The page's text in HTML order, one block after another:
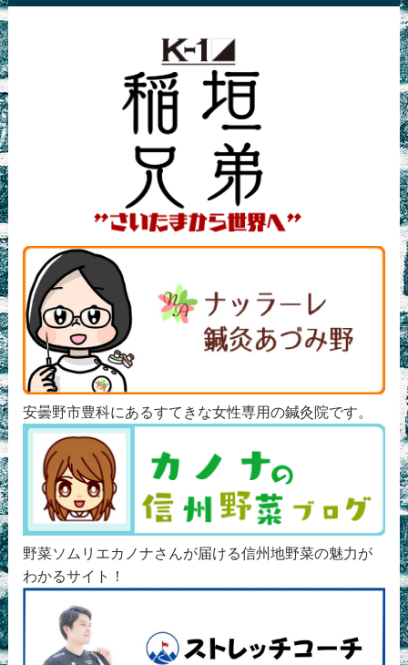
安曇野市豊科にあるすてきな女性専用の鍼灸院です。
野菜ソムリエカノナさんが届ける信州地野菜の魅力が
わかるサイト！